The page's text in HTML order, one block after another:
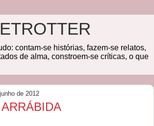
contam-se histórias, fazem-se relatos,
de alma, constroem-se críticas, o que
de 2012